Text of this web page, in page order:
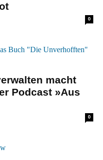
0
macht
Podcast »Aus
0